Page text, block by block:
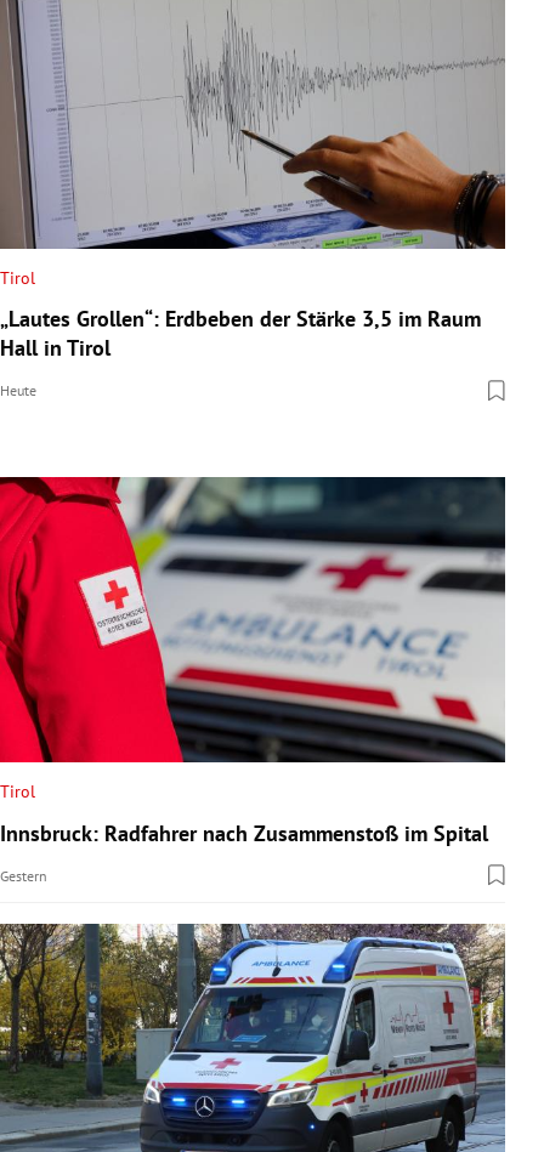
Untermenü
Untermenü
Untermenü
Untermenü
Untermenü
Untermenü
Tirol
„Lautes Grollen“: Erdbeben der Stärke 3,5 im Raum
Hall in Tirol
Heute
Tirol
Innsbruck: Radfahrer nach Zusammenstoß im Spital
Gestern